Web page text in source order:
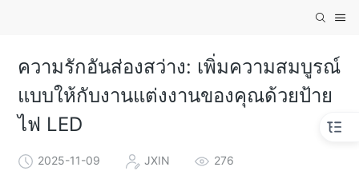
ความรักอันส่องสว่าง: เพิ่มความสมบูรณ์
แบบให้กับงานแต่งงานของคุณด้วยป้าย
ไฟ LED
2025-11-09 JXIN 276